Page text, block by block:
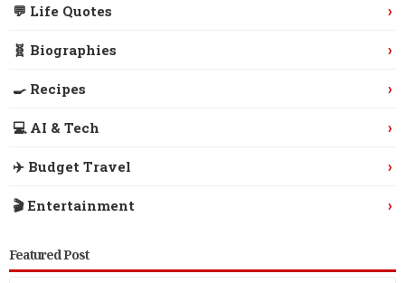
💬 Life Quotes ›
🧬 Biographies ›
🍳 Recipes ›
💻 AI & Tech ›
✈️ Budget Travel ›
🎬 Entertainment ›
Featured Post